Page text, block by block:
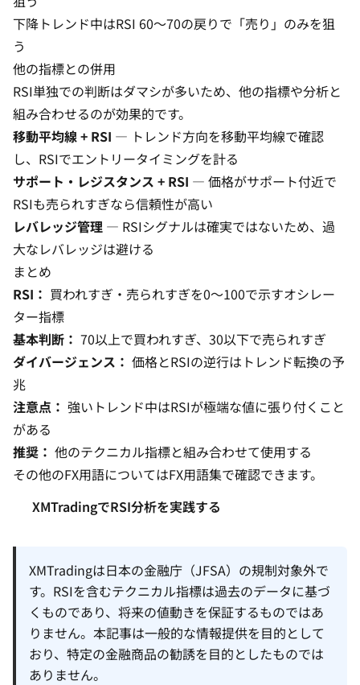
下降トレンド中はRSI 60〜70の戻りで「売り」のみを狙
う
他の指標との併用
RSI単独での判断はダマシが多いため、他の指標や分析と
組み合わせるのが効果的です。
移動平均線 + RSI — トレンド方向を移動平均線で確認
し、RSIでエントリータイミングを計る
サポート・レジスタンス + RSI — 価格がサポート付近で
RSIも売られすぎなら信頼性が高い
レバレッジ管理 — RSIシグナルは確実ではないため、過
大なレバレッジは避ける
まとめ
RSI： 買われすぎ・売られすぎを0〜100で示すオシレー
ター指標
基本判断： 70以上で買われすぎ、30以下で売られすぎ
ダイバージェンス： 価格とRSIの逆行はトレンド転換の予
兆
注意点： 強いトレンド中はRSIが極端な値に張り付くこと
がある
推奨： 他のテクニカル指標と組み合わせて使用する
その他のFX用語についてはFX用語集で確認できます。
XMTradingでRSI分析を実践する
XMTradingは日本の金融庁（JFSA）の規制対象外で
す。RSIを含むテクニカル指標は過去のデータに基づ
くものであり、将来の値動きを保証するものではあ
りません。本記事は一般的な情報提供を目的として
おり、特定の金融商品の勧誘を目的としたものでは
ありません。